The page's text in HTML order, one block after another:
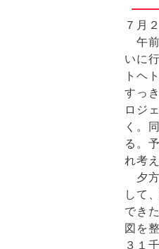
７月
午
いに
トヘ
すっ
ロジ
く。
る。
れ考え
夕
して
でき
図を
３１